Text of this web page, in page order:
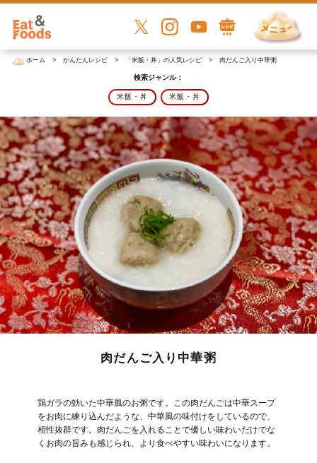
ホーム かんたんレシピ 「米飯・丼」の人気レシピ 肉だんご入り中華粥
検索ジャンル：
米飯・丼 米飯・丼
肉だんご入り中華粥
鶏ガラの効いた中華風のお粥です。この肉だんごは中華スープ
をお肉に練り込んだような、中華風の味付けをしているので、
相性抜群です。肉だんごを入れることで優しい味わいだけでな
くお肉の旨みも感じられ、より食べやすい味わいになります。